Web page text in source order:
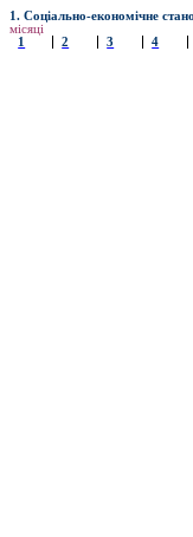
1. Соціально-економічне
місяці
1
2 3 4